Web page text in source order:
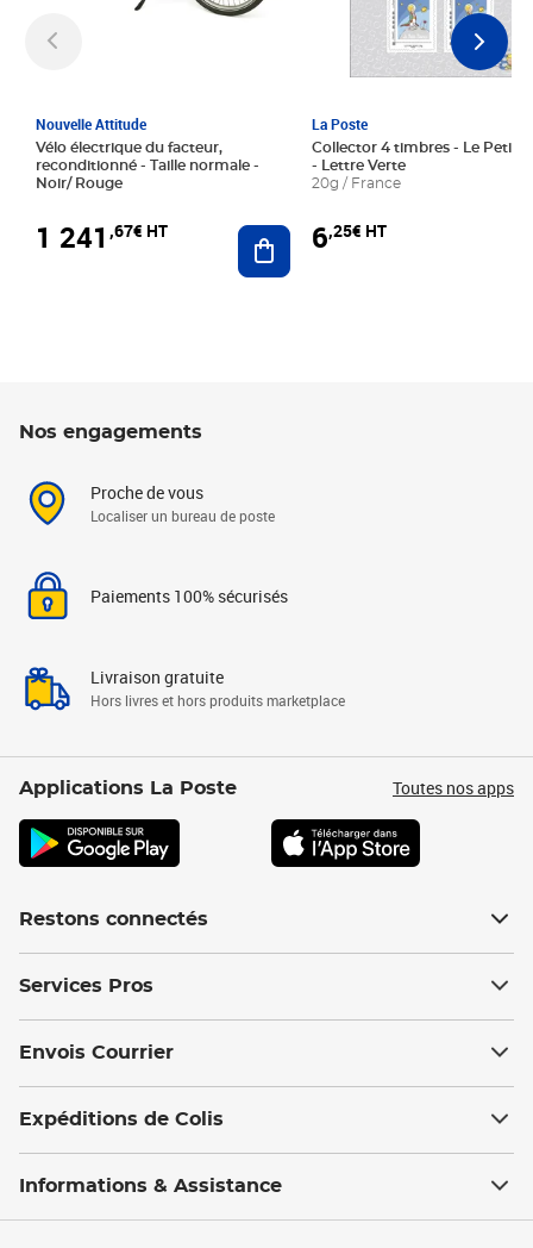
Nouvelle Attitude
Vélo électrique du facteur,
reconditionné - Taille normale -
Noir/ Rouge
1 241 ,67€ HT Ajouter au panier
La Poste
Collector 4 timbres - Le Petit
- Lettre Verte
20g / France
6,25€ HT
Nos engagements
Proche de vous
Localiser un bureau de poste
Paiements 100% sécurisés
Livraison gratuite
Hors livres et hors produits marketplace
Applications La Poste Toutes nos apps
Restons connectés
Services Pros
Envois Courrier
Expéditions de Colis
Informations & Assistance